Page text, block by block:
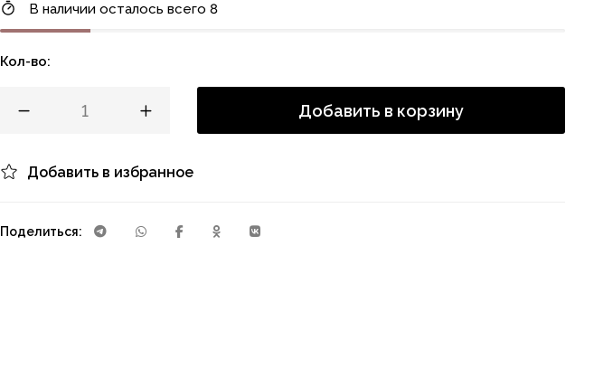
В наличии осталось всего 8
Кол-во:
Добавить в корзину
Добавить в избранное
Поделиться: